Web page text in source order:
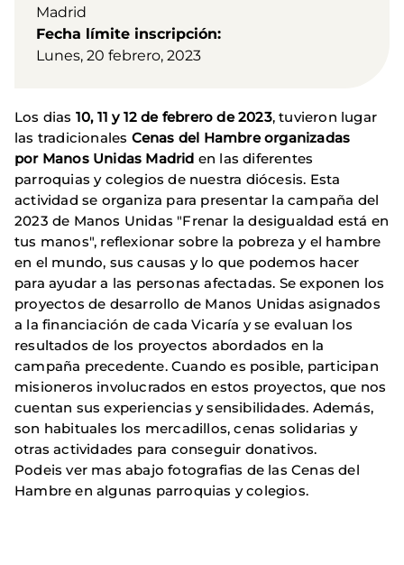
Madrid
Fecha límite inscripción
Lunes, 20 febrero, 2023
Los dias 10, 11 y 12 de febrero de 2023, tuvieron lugar
las tradicionales Cenas del Hambre organizadas
por Manos Unidas Madrid en las diferentes
parroquias y colegios de nuestra diócesis. Esta
actividad se organiza para presentar la campaña del
2023 de Manos Unidas "Frenar la desigualdad está en
tus manos", reflexionar sobre la pobreza y el hambre
en el mundo, sus causas y lo que podemos hacer
para ayudar a las personas afectadas. Se exponen los
proyectos de desarrollo de Manos Unidas asignados
a la financiación de cada Vicaría y se evaluan los
resultados de los proyectos abordados en la
campaña precedente. Cuando es posible, participan
misioneros involucrados en estos proyectos, que nos
cuentan sus experiencias y sensibilidades. Además,
son habituales los mercadillos, cenas solidarias y
otras actividades para conseguir donativos.
Podeis ver mas abajo fotografias de las Cenas del
Hambre en algunas parroquias y colegios.